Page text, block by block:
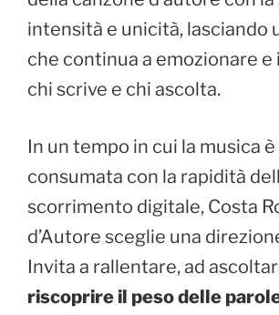
intensità e unicità, lasciando
che continua a emozionare
chi scrive e chi ascolta.
In un tempo in cui la musica
consumata con la rapidità
scorrimento digitale, Costa
d’Autore sceglie una
Invita a rallentare, ad
riscoprire il peso delle